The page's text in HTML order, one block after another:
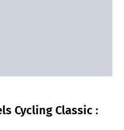
Cycling Classic :